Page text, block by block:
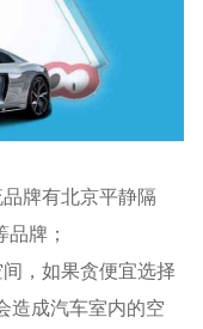
牌有北京平静隔
牌；
，如果贪便宜选择
造成汽车室内的空